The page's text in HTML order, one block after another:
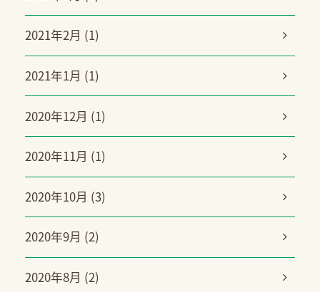
2021年2月 (1)
2021年1月 (1)
2020年12月 (1)
2020年11月 (1)
2020年10月 (3)
2020年9月 (2)
2020年8月 (2)